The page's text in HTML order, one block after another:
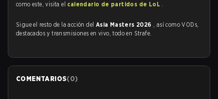
como este, visita el calendario de partidos de LoL .
Sigue el resto de la acción del Asia Masters 2026 , así como VODs,
destacados y transmisiones en vivo, todo en Strafe.
COMENTARIOS(0)